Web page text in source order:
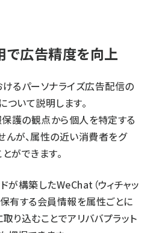
で広告精度を向上
けるパーソナライズ広告配信の
ついて説明します。
護の観点から個人を特定する
んが、属性の近い消費者をグ
ができます。
が構築したWeChat（ウィチャッ
保有する会員情報を属性ごとに
り込むことでアリババプラット